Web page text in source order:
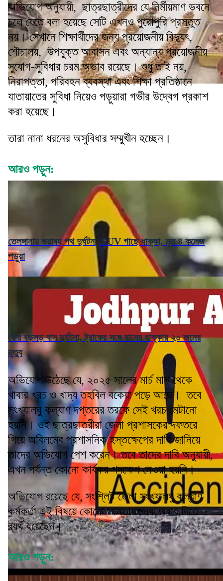
অভিযোগ অনুযায়ী, ছাত্রছাত্রীদের যে নির্মীয়মাণ ভবনে
চলে যেতে বলা হয়েছে সেটি এখনও পুরোপুরি প্রস্তুত
নয়। সেখানে শিক্ষার্থীদের জন্য প্রয়োজনীয় বিদ্যুৎ,
শৌচালয়, উপযুক্ত আবাসন এবং অন্যান্য প্রয়োজনীয়
সুযোগ-সুবিধার চরম অভাব রয়েছে। শুধু তাই নয়,
নিরাপত্তা, পরিবহন ব্যবস্থা এবং শিক্ষা প্রতিষ্ঠানে
যাতায়াতের সুবিধা নিয়েও পড়ুয়ারা গভীর উদ্বেগ প্রকাশ
করা হয়েছে।
তারা নানা ধরনের অসুবিধার সম্মুখীন হচ্ছেন।
আরও পড়ুন:
তেলঙ্গানায় ভয়াবহ পথ দুর্ঘটনা, SUV গাছে ধাক্কা, মৃত ৪ কলেজ
পড়ুয়া
ফের বড়সড় বাস দুর্ঘটনা, ট্রাকের সঙ্গে বাসের ধাক্কায় ২০ জনের
মৃত্যু
অভিযোগ উঠেছে যে, ২০২৫ সালের মার্চ মাস থেকে
খাবার খরচ ও খাদ্য তহবিল বকেয়া পড়ে আছে। তবে
সংখ্যালঘু কল্যাণ দপ্তরের তরফে সেই খরচ মেটানো
হয়নি। ওই ছাত্রছাত্রীরা জেলা প্রশাসকের দফতরে
গিয়ে অবিলম্বে প্রশাসনিক হস্তক্ষেপের দাবি জানিয়ে
তাদের অভিযোগ পেশ করেন। তবে তাদের দাবি অনুযায়ী,
এখন পর্যন্ত কোনো কার্যকর পদক্ষেপ নেওয়া হয়নি।
অভিযোগ রয়েছে যে, সংশ্লিষ্ট জেলা সংখ্যালঘু কল্যাণ
কর্মকর্তা এই বিষয়ে কোনো সন্তোষজনক জবাব দিতে
ব্যর্থ হয়েছেন।
আরও পড়ুন: